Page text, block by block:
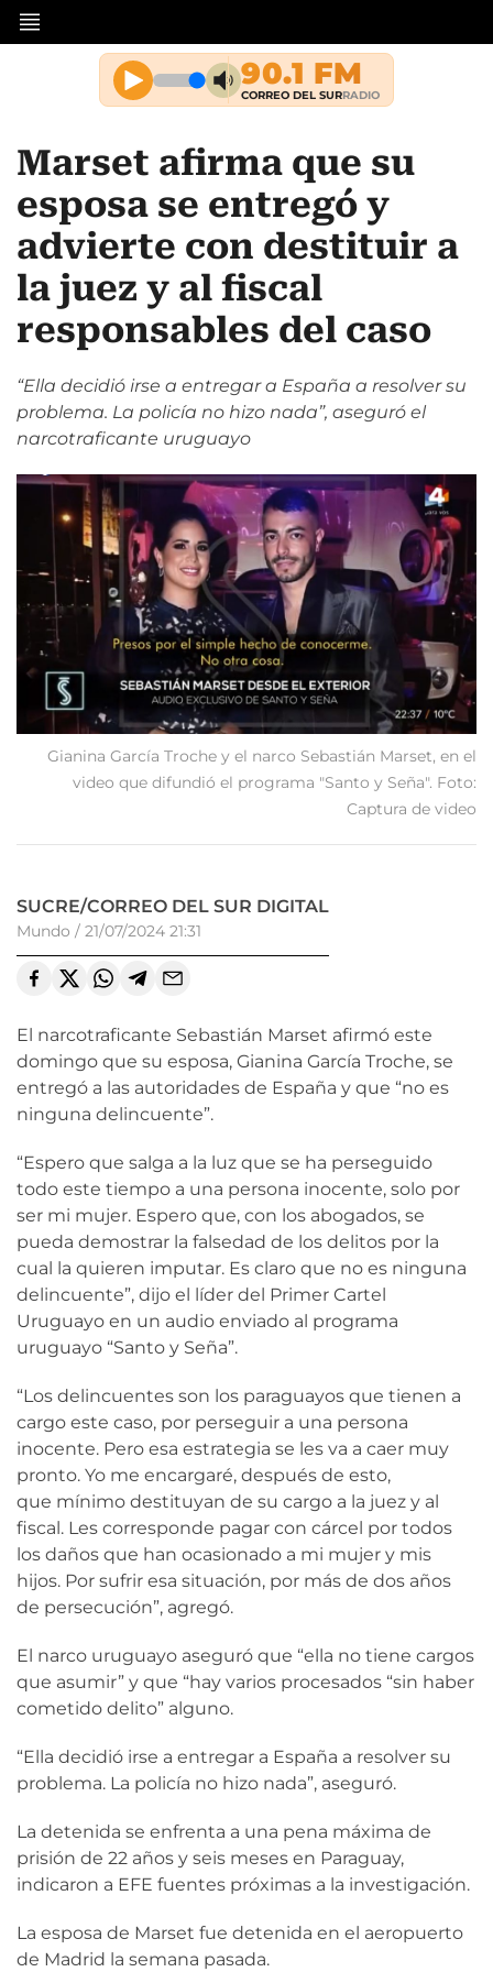
Marset afirma que su
esposa se entregó y
advierte con destituir a
la juez y al fiscal
responsables del caso
“Ella decidió irse a entregar a España a resolver su
problema. La policía no hizo nada”, aseguró el
narcotraficante uruguayo
Gianina García Troche y el narco Sebastián Marset, en el
video que difundió el programa "Santo y Seña". Foto:
Captura de video
SUCRE/CORREO DEL SUR DIGITAL
Mundo / 21/07/2024 21:31
El narcotraficante Sebastián Marset afirmó este
domingo que su esposa, Gianina García Troche, se
entregó a las autoridades de España y que “no es
ninguna delincuente”.
“Espero que salga a la luz que se ha perseguido
todo este tiempo a una persona inocente, solo por
ser mi mujer. Espero que, con los abogados, se
pueda demostrar la falsedad de los delitos por la
cual la quieren imputar. Es claro que no es ninguna
delincuente”, dijo el líder del Primer Cartel
Uruguayo en un audio enviado al programa
uruguayo “Santo y Seña”.
“Los delincuentes son los paraguayos que tienen a
cargo este caso, por perseguir a una persona
inocente. Pero esa estrategia se les va a caer muy
pronto. Yo me encargaré, después de esto,
que mínimo destituyan de su cargo a la juez y al
fiscal. Les corresponde pagar con cárcel por todos
los daños que han ocasionado a mi mujer y mis
hijos. Por sufrir esa situación, por más de dos años
de persecución”, agregó.
El narco uruguayo aseguró que “ella no tiene cargos
que asumir” y que “hay varios procesados “sin haber
cometido delito” alguno.
“Ella decidió irse a entregar a España a resolver su
problema. La policía no hizo nada”, aseguró.
La detenida se enfrenta a una pena máxima de
prisión de 22 años y seis meses en Paraguay,
indicaron a EFE fuentes próximas a la investigación.
La esposa de Marset fue detenida en el aeropuerto
de Madrid la semana pasada.